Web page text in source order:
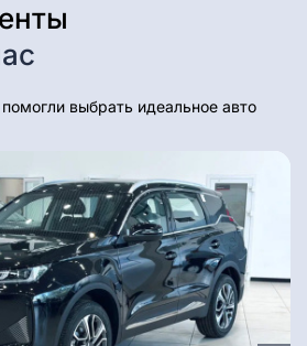
выбрать идеальное авто